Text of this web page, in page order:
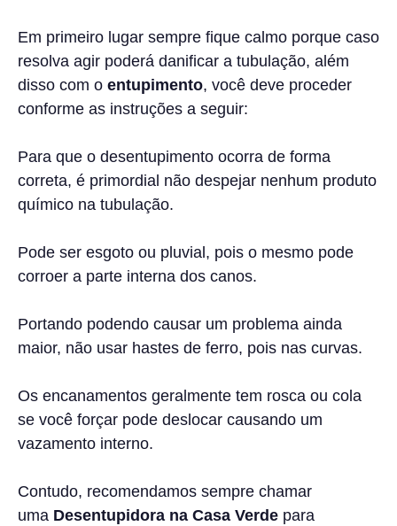
Em primeiro lugar sempre fique calmo porque caso
resolva agir poderá danificar a tubulação, além
disso com o entupimento, você deve proceder
conforme as instruções a seguir:
Para que o desentupimento ocorra de forma
correta, é primordial não despejar nenhum produto
químico na tubulação.
Pode ser esgoto ou pluvial, pois o mesmo pode
corroer a parte interna dos canos.
Portando podendo causar um problema ainda
maior, não usar hastes de ferro, pois nas curvas.
Os encanamentos geralmente tem rosca ou cola
se você forçar pode deslocar causando um
vazamento interno.
Contudo, recomendamos sempre chamar
uma Desentupidora na Casa Verde para